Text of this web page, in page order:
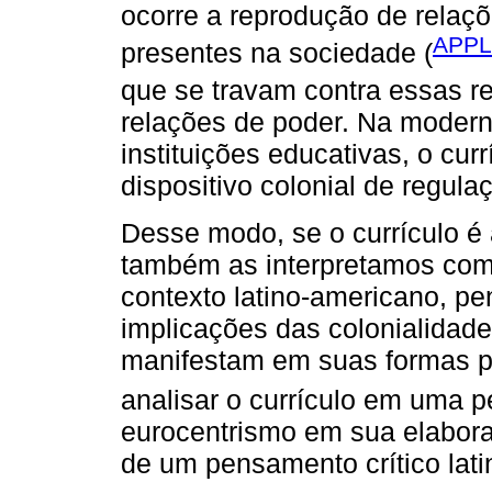
ocorre a reprodução de
presentes na sociedade (
que se travam contra essas
relações de poder. Na
instituições educativas, o
dispositivo colonial de
Desse modo, se o currículo
também as interpretamos
contexto latino-americano,
implicações das
manifestam em suas formas
analisar o currículo em uma
eurocentrismo em sua
de um pensamento crítico